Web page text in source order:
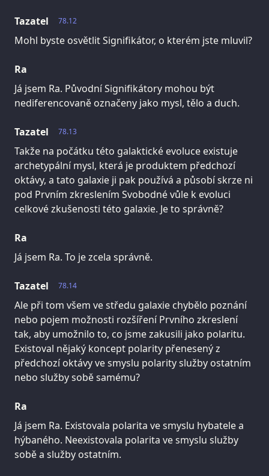
78.12
Tazatel
Mohl byste osvětlit Signifikátor, o kterém jste mluvil?
Ra
Já jsem Ra. Původní Signifikátory mohou být
nediferencovaně označeny jako mysl, tělo a duch.
78.13
Tazatel
Takže na počátku této galaktické evoluce existuje
archetypální mysl, která je produktem předchozí
oktávy, a tato galaxie ji pak používá a působí skrze ni
pod Prvním zkreslením Svobodné vůle k evoluci
celkové zkušenosti této galaxie. Je to správně?
Ra
Já jsem Ra. To je zcela správně.
78.14
Tazatel
Ale při tom všem ve středu galaxie chybělo poznání
nebo pojem možnosti rozšíření Prvního zkreslení
tak, aby umožnilo to, co jsme zakusili jako polaritu.
Existoval nějaký koncept polarity přenesený z
předchozí oktávy ve smyslu polarity služby ostatním
nebo služby sobě samému?
Ra
Já jsem Ra. Existovala polarita ve smyslu hybatele a
hýbaného. Neexistovala polarita ve smyslu služby
sobě a služby ostatním.